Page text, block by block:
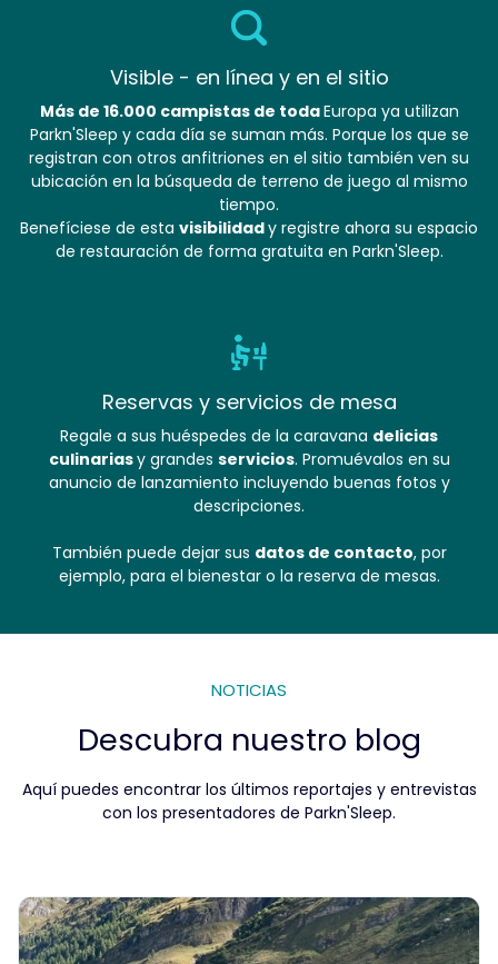
Visible - en línea y en el sitio
Más de 16.000 campistas de todaEuropa ya utilizan
Parkn'Sleep y cada día se suman más. Porque los que se
registran con otros anfitriones en el sitio también ven su
ubicación en la búsqueda de terreno de juego al mismo
tiempo.
Benefíciese de esta visibilidady registre ahora su espacio
de restauración de forma gratuita en Parkn'Sleep.
Reservas y servicios de mesa
Regale a sus huéspedes de la caravana delicias
culinariasy grandes servicios. Promuévalos en su
anuncio de lanzamiento incluyendo buenas fotos y
descripciones.
También puede dejar sus datos de contacto, por
ejemplo, para el bienestar o la reserva de mesas.
NOTICIAS
Descubra nuestro blog
Aquí puedes encontrar los últimos reportajes y entrevistas
con los presentadores de Parkn'Sleep.